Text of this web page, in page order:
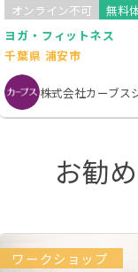
オンライン不可
無料
ヨガ・フィットネス
千葉県 浦安市
株式会社カーブス
お勧
ワークショップ